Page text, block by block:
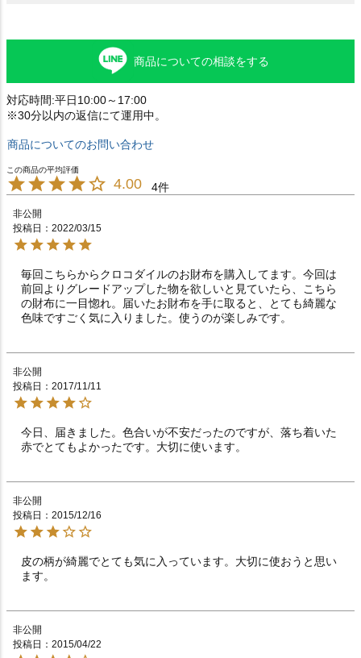
商品についての相談をする
対応時間:平日10:00～17:00
※30分以内の返信にて運用中。
商品についてのお問い合わせ
4.00 4
非公開
投稿日
2022/03/15
毎回こちらからクロコダイルのお財布を購入してます。今回は
前回よりグレードアップした物を欲しいと見ていたら、こちら
の財布に一目惚れ。届いたお財布を手に取ると、とても綺麗な
色味ですごく気に入りました。使うのが楽しみです。
非公開
投稿日
2017/11/11
今日、届きました。色合いが不安だったのですが、落ち着いた
赤でとてもよかったです。大切に使います。
非公開
投稿日
2015/12/16
皮の柄が綺麗でとても気に入っています。大切に使おうと思い
ます。
非公開
投稿日
2015/04/22